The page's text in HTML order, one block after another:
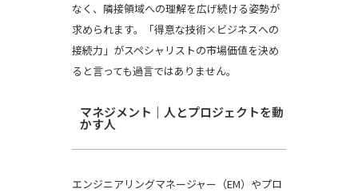
なく、隣接領域への理解を広げ続ける姿勢が
求められます。「得意な技術×ビジネスへの
接続力」がスペシャリストの市場価値を決め
ると言っても過言ではありません。
マネジメント｜人とプロジェクトを動
かす人
エンジニアリングマネージャー（EM）やプロ